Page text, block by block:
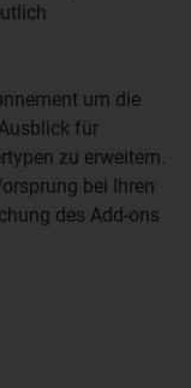
um die
für
zu erweitern.
bei Ihren
des Add-ons